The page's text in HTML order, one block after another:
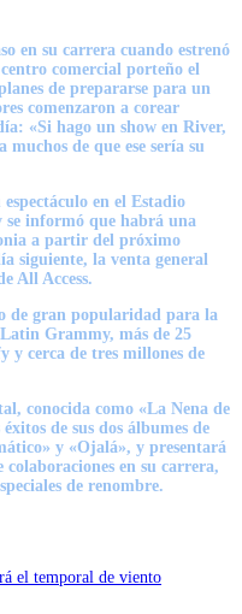
en su carrera cuando estrenó
comercial porteño el
de prepararse para un
comenzaron a corear
«Si hago un show en River,
de que ese sería su
en el Estadio
se informó que habrá una
a partir del próximo
siguiente, la venta general
All Access.
de gran popularidad para la
Grammy, más de 25
y cerca de tres millones de
conocida como «La Nena de
de sus dos álbumes de
y «Ojalá», y presentará
en su carrera,
de renombre.
el temporal de viento